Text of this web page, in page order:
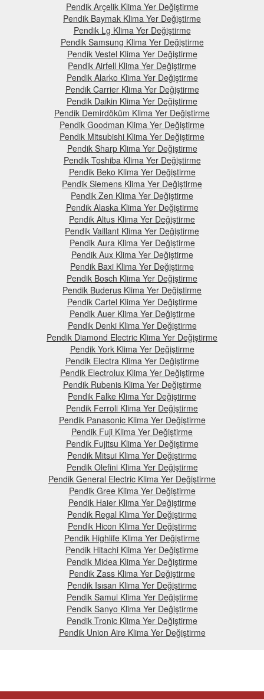
Pendik Arçelik Klima Yer Değiştirme
Pendik Baymak Klima Yer Değiştirme
Pendik Lg Klima Yer Değiştirme
Pendik Samsung Klima Yer Değiştirme
Pendik Vestel Klima Yer Değiştirme
Pendik Airfell Klima Yer Değiştirme
Pendik Alarko Klima Yer Değiştirme
Pendik Carrier Klima Yer Değiştirme
Pendik Daikin Klima Yer Değiştirme
Pendik Demirdöküm Klima Yer Değiştirme
Pendik Goodman Klima Yer Değiştirme
Pendik Mitsubishi Klima Yer Değiştirme
Pendik Sharp Klima Yer Değiştirme
Pendik Toshiba Klima Yer Değiştirme
Pendik Beko Klima Yer Değiştirme
Pendik Siemens Klima Yer Değiştirme
Pendik Zen Klima Yer Değiştirme
Pendik Alaska Klima Yer Değiştirme
Pendik Altus Klima Yer Değiştirme
Pendik Vaillant Klima Yer Değiştirme
Pendik Aura Klima Yer Değiştirme
Pendik Aux Klima Yer Değiştirme
Pendik Baxi Klima Yer Değiştirme
Pendik Bosch Klima Yer Değiştirme
Pendik Buderus Klima Yer Değiştirme
Pendik Cartel Klima Yer Değiştirme
Pendik Auer Klima Yer Değiştirme
Pendik Denki Klima Yer Değiştirme
Pendik Diamond Electric Klima Yer Değiştirme
Pendik York Klima Yer Değiştirme
Pendik Electra Klima Yer Değiştirme
Pendik Electrolux Klima Yer Değiştirme
Pendik Rubenis Klima Yer Değiştirme
Pendik Falke Klima Yer Değiştirme
Pendik Ferroli Klima Yer Değiştirme
Pendik Panasonic Klima Yer Değiştirme
Pendik Fuji Klima Yer Değiştirme
Pendik Fujitsu Klima Yer Değiştirme
Pendik Mitsui Klima Yer Değiştirme
Pendik Olefini Klima Yer Değiştirme
Pendik General Electric Klima Yer Değiştirme
Pendik Gree Klima Yer Değiştirme
Pendik Haier Klima Yer Değiştirme
Pendik Regal Klima Yer Değiştirme
Pendik Hicon Klima Yer Değiştirme
Pendik Highlife Klima Yer Değiştirme
Pendik Hitachi Klima Yer Değiştirme
Pendik Midea Klima Yer Değiştirme
Pendik Zass Klima Yer Değiştirme
Pendik Isısan Klima Yer Değiştirme
Pendik Samui Klima Yer Değiştirme
Pendik Sanyo Klima Yer Değiştirme
Pendik Tronic Klima Yer Değiştirme
Pendik Union Aire Klima Yer Değiştirme